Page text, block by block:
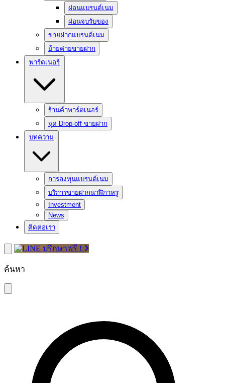
ผ่อนแบรนด์เนม
ผ่อนจบรับของ
ขายฝากแบรนด์เนม
ย้ายค่ายขายฝาก
พาร์ตเนอร์
ร้านค้าพาร์ตเนอร์
จุด Drop-off ขายฝาก
บทความ
การลงทุนแบรนด์เนม
บริการขายฝากนาฬิกาหรู
Investment
News
ติดต่อเรา
ปรึกษาฟรี !
ค้นหา